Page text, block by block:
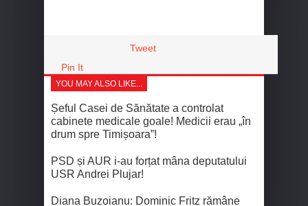
Tweet
Pin It
YOU MAY ALSO LIKE...
Șeful Casei de Sănătate a controlat
cabinete medicale goale! Medicii erau „în
drum spre Timișoara”!
PSD și AUR i-au forțat mâna deputatului
USR Andrei Plujar!
Diana Buzoianu: Dominic Fritz rămâne